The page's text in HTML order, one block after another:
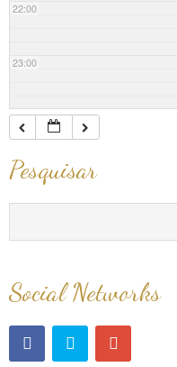
22:00
23:00
Pesquisar
Social Networks